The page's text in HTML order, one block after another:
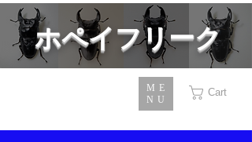
​ホペイフリーク
ME
NU
Cart